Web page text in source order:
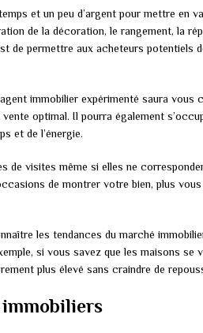
et un peu d’argent pour mettre en
de la décoration, le rangement, la
de permettre aux acheteurs potentiels
immobilier expérimenté saura vous
optimal. Il pourra également
et de l’énergie.
de visites même si elles ne
de montrer votre bien, plus
les tendances du marché
si vous savez que les maisons se
plus élevé sans craindre de
immobiliers